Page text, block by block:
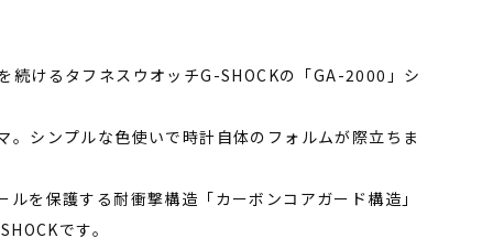
続けるタフネスウオッチG-SHOCKの「GA-2000」シ
。シンプルな色使いで時計自体のフォルムが際立ちま
ルを保護する耐衝撃構造「カーボンコアガード構造」
です。